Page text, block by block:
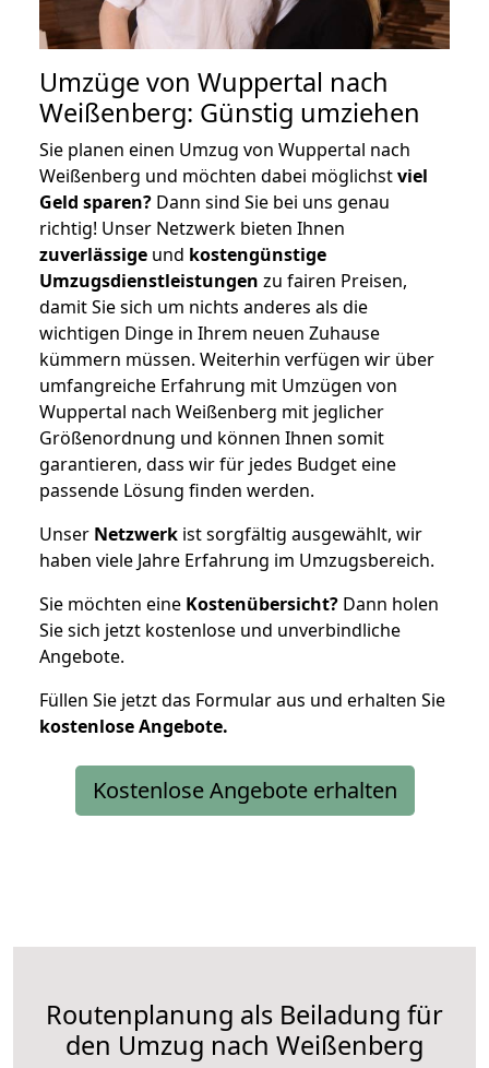
Umzüge von Wuppertal nach
Weißenberg: Günstig umziehen
Sie planen einen Umzug von Wuppertal nach
Weißenberg und möchten dabei möglichstviel
Geld sparen? Dann sind Sie bei uns genau
richtig! Unser Netzwerk bieten Ihnen
zuverlässige und kostengünstige
Umzugsdienstleistungen zu fairen Preisen,
damit Sie sich um nichts anderes als die
wichtigen Dinge in Ihrem neuen Zuhause
kümmern müssen. Weiterhin verfügen wir über
umfangreiche Erfahrung mit Umzügen von
Wuppertal nach Weißenberg mit jeglicher
Größenordnung und können Ihnen somit
garantieren, dass wir für jedes Budget eine
passende Lösung finden werden.
Unser Netzwerk ist sorgfältig ausgewählt, wir
haben viele Jahre Erfahrung im Umzugsbereich.
Sie möchten eine Kostenübersicht? Dann holen
Sie sich jetzt kostenlose und unverbindliche
Angebote.
Füllen Sie jetzt das Formular aus und erhalten Sie
kostenloseAngebote.
Kostenlose Angebote erhalten
Routenplanung als Beiladung für
den Umzug nach Weißenberg